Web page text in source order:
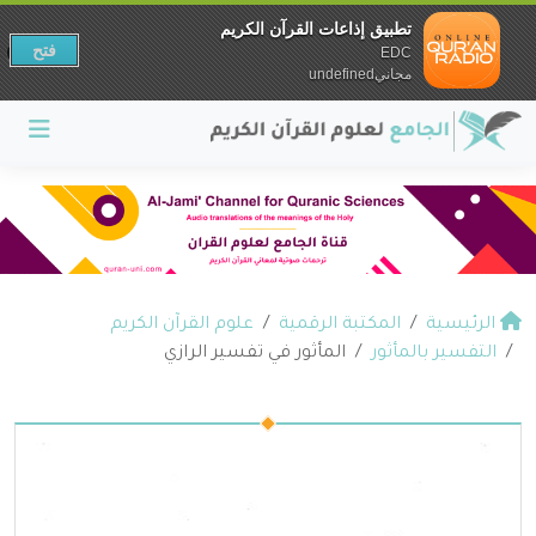
الرئيسية المكتبة الرقمية
علوم القرآن الكريم
التفسير بالمأثور
المأثور في تفسير الرازي
تطبيق إذاعات القرآن الكريم
EDC
مجانيundefined
فتح